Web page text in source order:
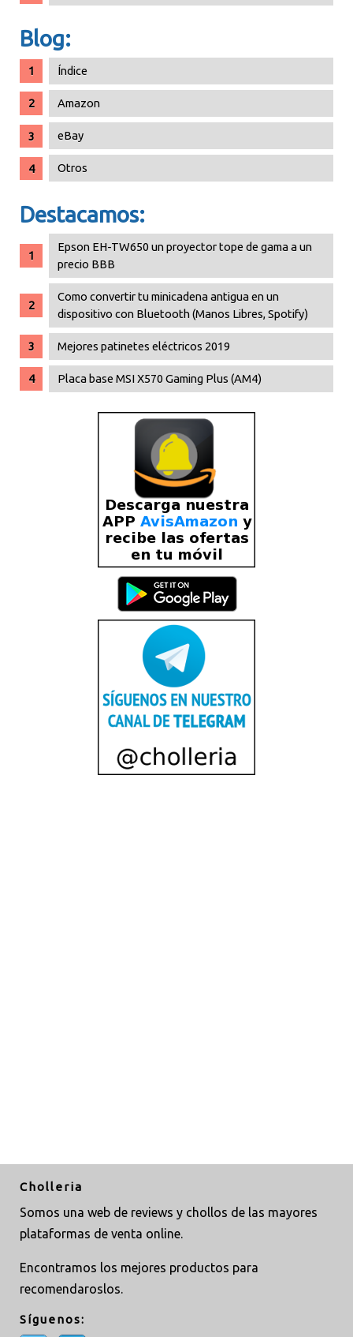
Blog:
Índice
Amazon
eBay
Otros
Destacamos:
Epson EH-TW650 un proyector tope de gama a un
precio BBB
Como convertir tu minicadena antigua en un
dispositivo con Bluetooth (Manos Libres, Spotify)
Mejores patinetes eléctricos 2019
Placa base MSI X570 Gaming Plus (AM4)
Cholleria
Somos una web de reviews y chollos de las mayores
plataformas de venta online.
Encontramos los mejores productos para
recomendaroslos.
Síguenos: